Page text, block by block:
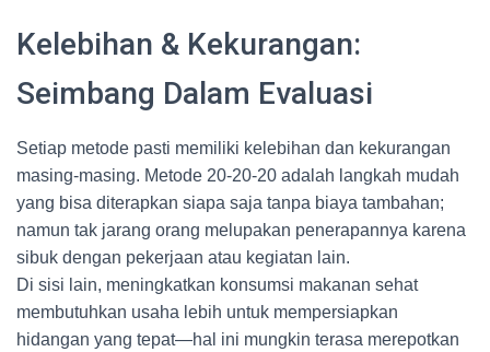
Kelebihan & Kekurangan:
Seimbang Dalam Evaluasi
Setiap metode pasti memiliki kelebihan dan kekurangan
masing-masing. Metode 20-20-20 adalah langkah mudah
yang bisa diterapkan siapa saja tanpa biaya tambahan;
namun tak jarang orang melupakan penerapannya karena
sibuk dengan pekerjaan atau kegiatan lain.
Di sisi lain, meningkatkan konsumsi makanan sehat
membutuhkan usaha lebih untuk mempersiapkan
hidangan yang tepat—hal ini mungkin terasa merepotkan